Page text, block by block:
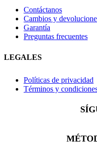
Contáctanos
Cambios y
Garantía
Preguntas frecuentes
LEGALES
Políticas de privacidad
Términos y